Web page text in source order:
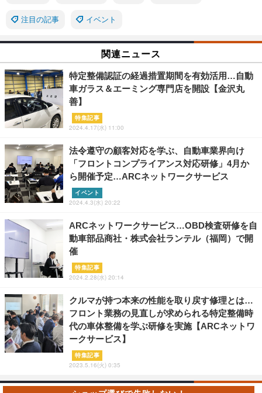
注目の記事 イベント
関連ニュース
特定整備認証の経過措置期間を有効活用…自動
車ガラス＆エーミング専門店を開設【金沢丸
善】
特集記事
2024.4.17(水) 11:00
法令遵守の顧客対応を学ぶ、自動車業界向け
「フロントコンプライアンス対応研修」4月か
ら開催予定…ARCネットワークサービス
イベント
2024.4.3(水) 20:22
ARCネットワークサービス…OBD検査研修を自
動車部品商社・株式会社ランテル（福岡）で開
催
特集記事
2024.2.28(水) 20:14
クルマが持つ本来の性能を取り戻す修理とは…
フロント業務の見直しが求められる特定整備時
代の車体整備を学ぶ研修を実施【ARCネットワ
ークサービス】
特集記事
2023.5.16(火) 0:35